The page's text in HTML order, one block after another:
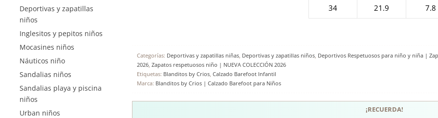
34 21.9 7.8
Categorías: Deportivas y zapatillas niñas, Deportivas y zapatillas niños, Deportivos Respetuosos para niño y niña |
2026, Zapatos respetuosos niño | NUEVA COLECCIÓN 2026
Etiquetas: Blanditos by Crios, Calzado Barefoot Infantil
Marca: Blanditos by Crios | Calzado Barefoot para Niños
¡RECUERDA!
Deportivas y zapatillas
niños
Inglesitos y pepitos niños
Mocasines niños
Náuticos niño
Sandalias niños
Sandalias playa y piscina
niños
Urban niños